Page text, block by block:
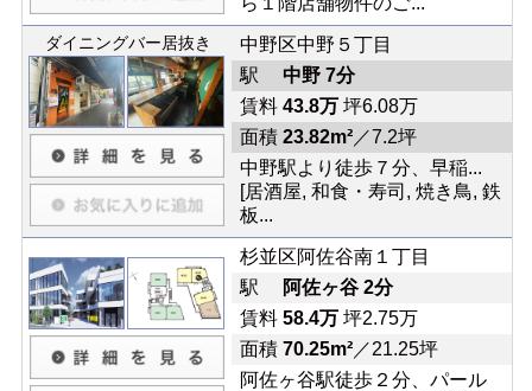
ダイニングバー居抜き
中野区中野５丁目
駅 中野 7分
賃料 43.8万坪6.08万
面積 23.82m²／7.2坪
中野駅より徒歩７分、早稲...
[居酒屋, 和食・寿司, 焼き鳥, 鉄
板...
杉並区阿佐谷南１丁目
駅
阿佐ヶ谷 2分
賃料 58.4万坪2.75万
面積 70.25m²／21.25坪
阿佐ヶ谷駅徒歩２分、パール